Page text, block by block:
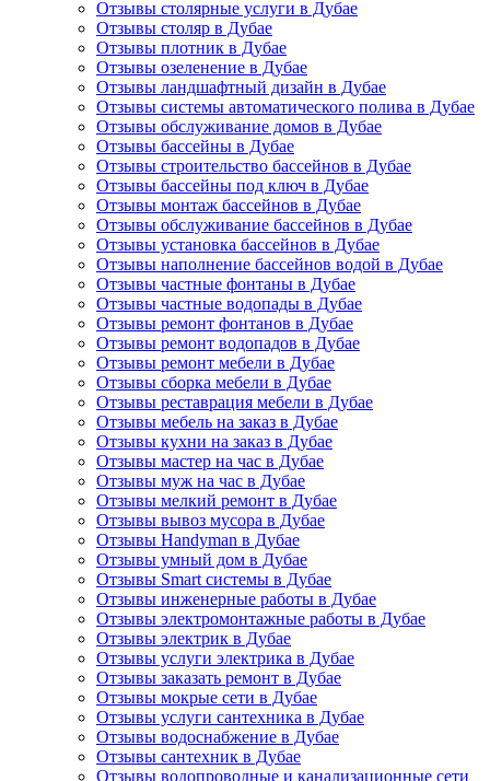
Отзывы столярные услуги в Дубае
Отзывы столяр в Дубае
Отзывы плотник в Дубае
Отзывы озеленение в Дубае
Отзывы ландшафтный дизайн в Дубае
Отзывы системы автоматического полива в Дубае
Отзывы обслуживание домов в Дубае
Отзывы бассейны в Дубае
Отзывы строительство бассейнов в Дубае
Отзывы бассейны под ключ в Дубае
Отзывы монтаж бассейнов в Дубае
Отзывы обслуживание бассейнов в Дубае
Отзывы установка бассейнов в Дубае
Отзывы наполнение бассейнов водой в Дубае
Отзывы частные фонтаны в Дубае
Отзывы частные водопады в Дубае
Отзывы ремонт фонтанов в Дубае
Отзывы ремонт водопадов в Дубае
Отзывы ремонт мебели в Дубае
Отзывы сборка мебели в Дубае
Отзывы реставрация мебели в Дубае
Отзывы мебель на заказ в Дубае
Отзывы кухни на заказ в Дубае
Отзывы мастер на час в Дубае
Отзывы муж на час в Дубае
Отзывы мелкий ремонт в Дубае
Отзывы вывоз мусора в Дубае
Отзывы Handyman в Дубае
Отзывы умный дом в Дубае
Отзывы Smart системы в Дубае
Отзывы инженерные работы в Дубае
Отзывы электромонтажные работы в Дубае
Отзывы электрик в Дубае
Отзывы услуги электрика в Дубае
Отзывы заказать ремонт в Дубае
Отзывы мокрые сети в Дубае
Отзывы услуги сантехника в Дубае
Отзывы водоснабжение в Дубае
Отзывы сантехник в Дубае
Отзывы водопроводные и канализационные сети